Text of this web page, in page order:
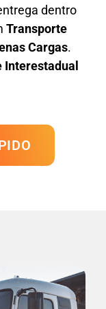
dentro
Transporte
Cargas.
Interestadual